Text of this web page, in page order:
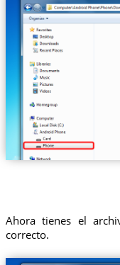
Ahora tienes el
correcto.